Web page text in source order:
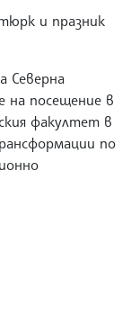
и празник
Северна
на посещение в
факултет в
по